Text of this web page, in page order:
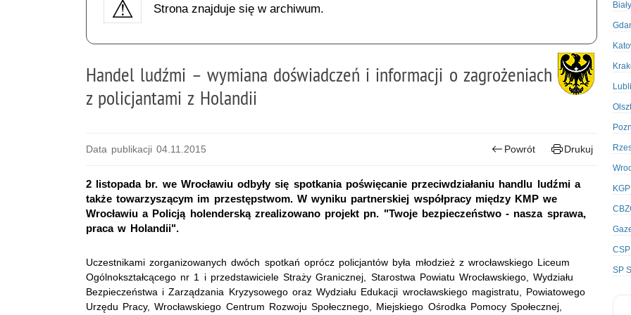
Strona znajduje się w archiwum.
Handel ludźmi – wymiana doświadczeń i informacji o zagrożeniach
z policjantami z Holandii
Data publikacji 04.11.2015 Powrót Drukuj
2 listopada br. we Wrocławiu odbyły się spotkania poświęcanie przeciwdziałaniu handlu ludźmi a
także towarzyszącym im przestępstwom. W wyniku partnerskiej współpracy między KMP we
Wrocławiu a Policją holenderską zrealizowano projekt pn. "Twoje bezpieczeństwo - nasza sprawa,
praca w Holandii".
Uczestnikami zorganizowanych dwóch spotkań oprócz policjantów była młodzież z wrocławskiego Liceum
Ogólnokształcącego nr 1 i przedstawiciele Straży Granicznej, Starostwa Powiatu Wrocławskiego, Wydziału
Bezpieczeństwa i Zarządzania Kryzysowego oraz Wydziału Edukacji wrocławskiego magistratu, Powiatowego
Urzędu Pracy, Wrocławskiego Centrum Rozwoju Społecznego, Miejskiego Ośrodka Pomocy Społecznej,
KGP
SP